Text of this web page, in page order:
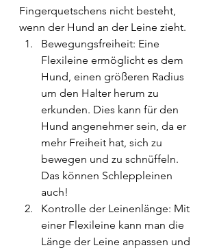
Fingerquetschens nicht besteht,
wenn der Hund an der Leine zieht.
Bewegungsfreiheit: Eine
Flexileine ermöglicht es dem
Hund, einen größeren Radius
um den Halter herum zu
erkunden. Dies kann für den
Hund angenehmer sein, da er
mehr Freiheit hat, sich zu
bewegen und zu schnüffeln.
Das können Schleppleinen
auch!
Kontrolle der Leinenlänge: Mit
einer Flexileine kann man die
Länge der Leine anpassen und